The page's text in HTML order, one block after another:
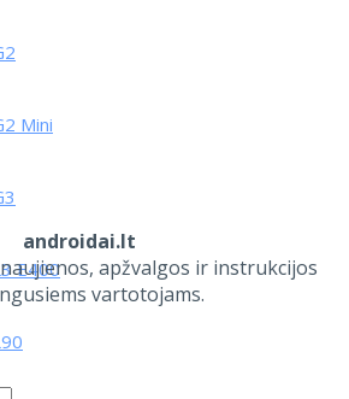
Mini
E400
androidai.lt
apžvalgos ir instrukcijos
vartotojams.